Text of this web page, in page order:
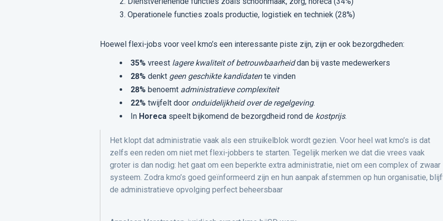
Operationele functies zoals productie, logistiek en techniek (28%)
Hoewel flexi-jobs voor veel kmo’s een interessante piste zijn, zijn er ook bezorgdheden:
35% vreest lagere kwaliteit of betrouwbaarheiddan bij vaste medewerkers
28% denkt geen geschikte kandidatente vinden
28% benoemt administratieve complexiteit
22% twijfelt door onduidelijkheid over de regelgeving.
In Horecaspeelt bijkomend de bezorgdheid rond de kostprijs.
Het klopt dat administratie vaak als een struikelblok wordt gezien. Voor heel wat kmo’s is dat
zelfs een reden om niet met flexi-jobbers te starten. Tegelijk merken we dat die vrees vaak
groter is dan nodig: het gaat om een beperkte extra administratie, niet om een complex of zwaar
systeem. Zodra kmo’s goed geïnformeerd zijn en hun aanpak afstemmen op hun organisatie,
de administratieve opvolging perfect beheersbaar